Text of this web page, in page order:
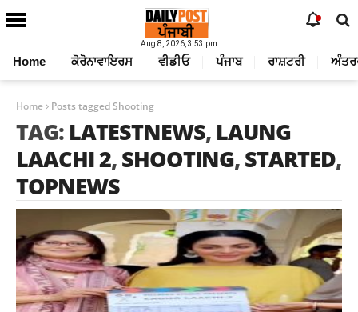
Aug 8, 2026, 3:53 pm
Home ਕੋਰੋਨਾਵਾਇਰਸ ਵੀਡੀਓ ਪੰਜਾਬ ਰਾਸ਼ਟਰੀ
Home Posts tagged Shooting
TAG: LATESTNEWS, LAUNG
LAACHI 2,SHOOTING,STARTED,
TOPNEWS